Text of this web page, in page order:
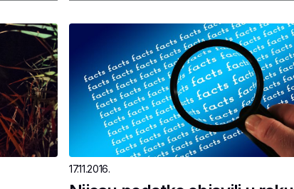
17.11.2016.